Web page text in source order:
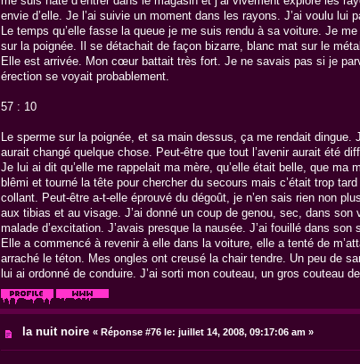
envie d’elle. Je l’ai suivie un moment dans les rayons. J’ai voulu lui
Le temps qu’elle fasse la queue je me suis rendu à sa voiture. Je
sur la poignée. Il se détachait de façon bizarre, blanc mat sur le
Elle est arrivée. Mon cœur battait très fort. Je ne savais pas si je
érection se voyait probablement.
57 : 10
Le sperme sur la poignée, et sa main dessus, ça me rendait dingue.
aurait changé quelque chose. Peut-être que tout l’avenir aurait été
Je lui ai dit qu’elle me rappelait ma mère, qu’elle était belle, que
blêmi et tourné la tête pour chercher du secours mais c’était trop
collant. Peut-être a-t-elle éprouvé du dégoût, je n’en sais rien non
aux tibias et au visage. J’ai donné un coup de genou, sec, dans son
malade d’excitation. J’avais presque la nausée. J’ai fouillé dans
Elle a commencé à revenir à elle dans la voiture, elle a tenté de
arraché le téton. Mes ongles ont creusé la chair tendre. Un peu de
lui ai ordonné de conduire. J’ai sorti mon couteau, un gros couteau
la nuit noire « Réponse #76 le: juillet 14, 2008, 09:17:06 am »